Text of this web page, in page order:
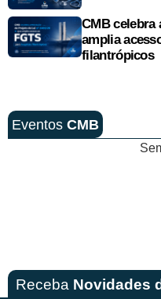
CMB celebra
amplia
filantrópicos
Eventos CMB
Receba Novidades